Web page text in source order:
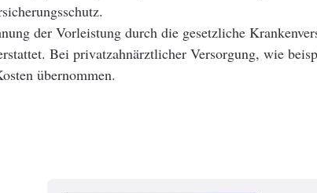
der Vorleistung durch die gesetzliche
Bei privatzahnärztlicher Versorgung, wie
übernommen.